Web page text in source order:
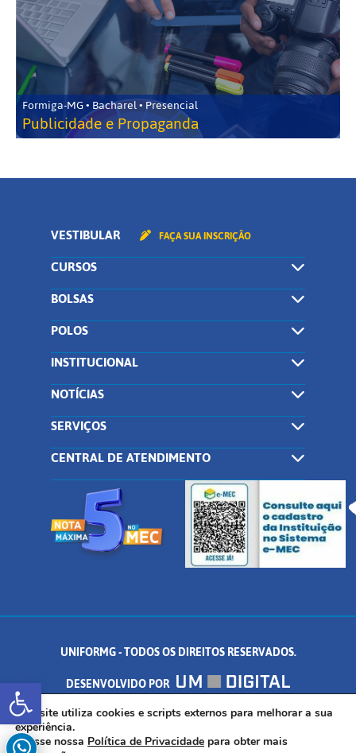
Abrir a barra de ferramentas
Formiga-MG • Bacharel • Presencial
Publicidade e Propaganda
VESTIBULAR FAÇA SUA INSCRIÇÃO
CURSOS
BOLSAS
POLOS
INSTITUCIONAL
NOTÍCIAS
SERVIÇOS
CENTRAL DE ATENDIMENTO
UNIFORMG - TODOS OS DIREITOS RESERVADOS.
DESENVOLVIDO POR
AV. DR. ARNALDO DE SENNA, 328 - PALMEIRAS, FORMIGA/MG - CEP:
35.574.530
Este site utiliza cookies e scripts externos para melhorar a sua
experiência.
Acesse nossa Política de Privacidade para obter mais